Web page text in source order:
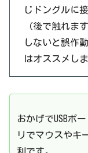
じドングルに
（後で触れま
しないと誤作
はオススメしま
おかげでUSBポ
リでマウスやキ